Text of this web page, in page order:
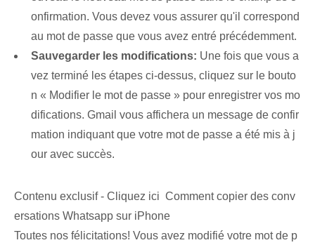
onfirmation. Vous devez vous assurer qu'il correspond
au mot de passe que vous avez entré précédemment.
Sauvegarder les modifications: Une fois que vous a
vez terminé les étapes ci-dessus, cliquez sur le bouto
n « Modifier le mot de passe » pour enregistrer vos mo
difications. Gmail vous affichera un message de confir
mation indiquant que votre mot de passe a été mis à j
our avec succès.
Contenu exclusif - Cliquez ici Comment copier des conv
ersations Whatsapp sur iPhone
Toutes nos félicitations! Vous avez modifié votre mot de p